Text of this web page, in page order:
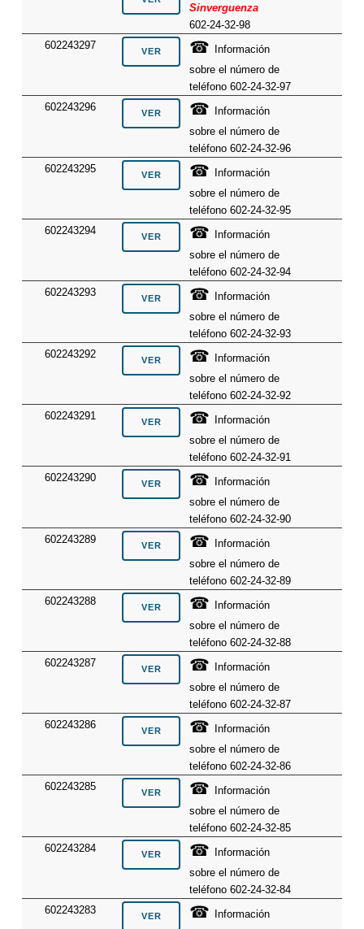
Sinverguenza
602-24-32-98
602243297
☎ Información
sobre el número de
teléfono 602-24-32-97
602243296
☎ Información
sobre el número de
teléfono 602-24-32-96
602243295
☎ Información
sobre el número de
teléfono 602-24-32-95
602243294
☎ Información
sobre el número de
teléfono 602-24-32-94
602243293
☎ Información
sobre el número de
teléfono 602-24-32-93
602243292
☎ Información
sobre el número de
teléfono 602-24-32-92
602243291
☎ Información
sobre el número de
teléfono 602-24-32-91
602243290
☎ Información
sobre el número de
teléfono 602-24-32-90
602243289
☎ Información
sobre el número de
teléfono 602-24-32-89
602243288
☎ Información
sobre el número de
teléfono 602-24-32-88
602243287
☎ Información
sobre el número de
teléfono 602-24-32-87
602243286
☎ Información
sobre el número de
teléfono 602-24-32-86
602243285
☎ Información
sobre el número de
teléfono 602-24-32-85
602243284
☎ Información
sobre el número de
teléfono 602-24-32-84
602243283
☎ Información